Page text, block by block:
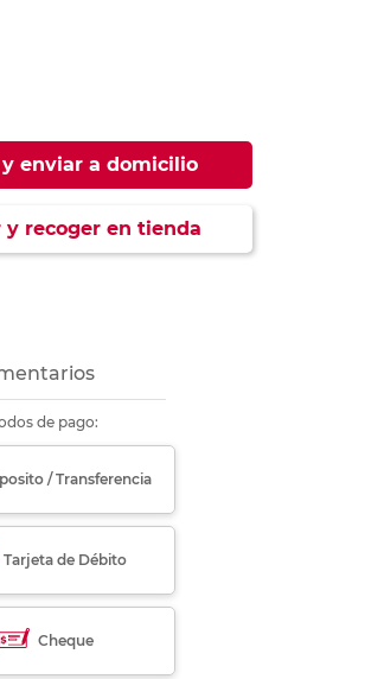
enviar a domicilio
y recoger en tienda
de pago:
/ Transferencia
Tarjeta de Débito
Cheque